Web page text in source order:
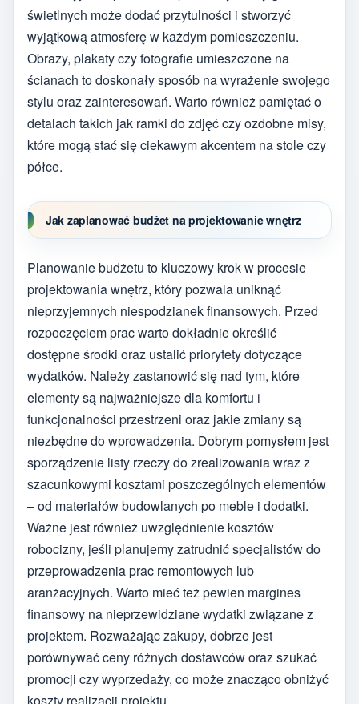
świetlnych może dodać przytulności i stworzyć
wyjątkową atmosferę w każdym pomieszczeniu.
Obrazy, plakaty czy fotografie umieszczone na
ścianach to doskonały sposób na wyrażenie swojego
stylu oraz zainteresowań. Warto również pamiętać o
detalach takich jak ramki do zdjęć czy ozdobne misy,
które mogą stać się ciekawym akcentem na stole czy
półce.
Jak zaplanować budżet na projektowanie wnętrz
Planowanie budżetu to kluczowy krok w procesie
projektowania wnętrz, który pozwala uniknąć
nieprzyjemnych niespodzianek finansowych. Przed
rozpoczęciem prac warto dokładnie określić
dostępne środki oraz ustalić priorytety dotyczące
wydatków. Należy zastanowić się nad tym, które
elementy są najważniejsze dla komfortu i
funkcjonalności przestrzeni oraz jakie zmiany są
niezbędne do wprowadzenia. Dobrym pomysłem jest
sporządzenie listy rzeczy do zrealizowania wraz z
szacunkowymi kosztami poszczególnych elementów
– od materiałów budowlanych po meble i dodatki.
Ważne jest również uwzględnienie kosztów
robocizny, jeśli planujemy zatrudnić specjalistów do
przeprowadzenia prac remontowych lub
aranżacyjnych. Warto mieć też pewien margines
finansowy na nieprzewidziane wydatki związane z
projektem. Rozważając zakupy, dobrze jest
porównywać ceny różnych dostawców oraz szukać
promocji czy wyprzedaży, co może znacząco obniżyć